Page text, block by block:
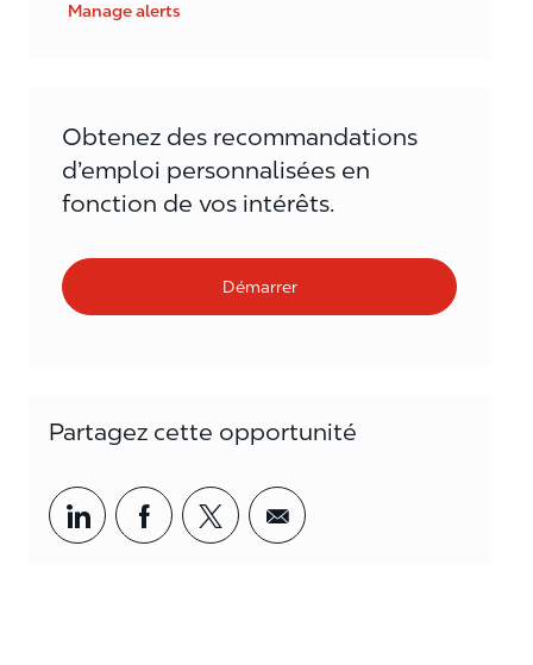
Manage alerts
Obtenez des recommandations
d’emploi personnalisées en
fonction de vos intérêts.
Démarrer
Partagez cette opportunité
Partager par LinkedIn
Partager par Facebook
<span<span